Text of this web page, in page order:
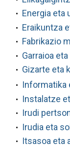
Energia eta
Eraikuntza
Fabrikazio
Garraioa
Gizarte eta
Informatika
Instalatze
Irudi
Irudia eta
Itsasoa eta